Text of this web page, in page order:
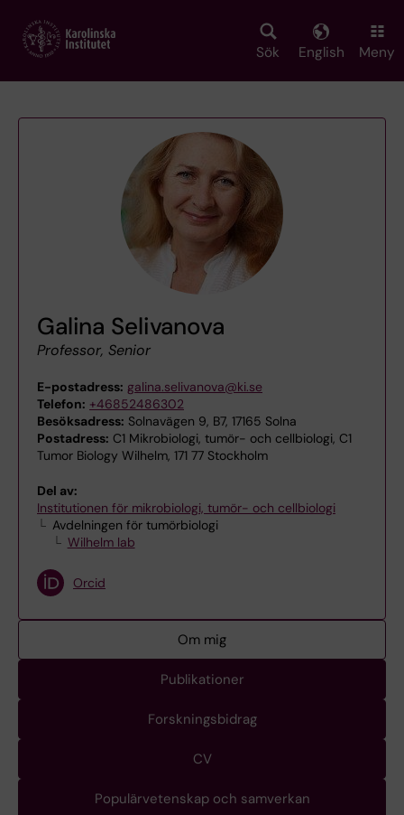
main
Sök English Meny
Galina Selivanova
Professor, Senior
E-postadress: galina.selivanova@ki.se
Telefon: +46852486302
Besöksadress: Solnavägen 9, B7, 17165 Solna
Postadress: C1 Mikrobiologi, tumör- och cellbiologi, C1
Tumor Biology Wilhelm, 171 77 Stockholm
Del av:
Institutionen för mikrobiologi, tumör- och cellbiologi
Avdelningen för tumörbiologi
Wilhelm lab
Orcid
Om mig
Publikationer
Forskningsbidrag
CV
Populärvetenskap och samverkan